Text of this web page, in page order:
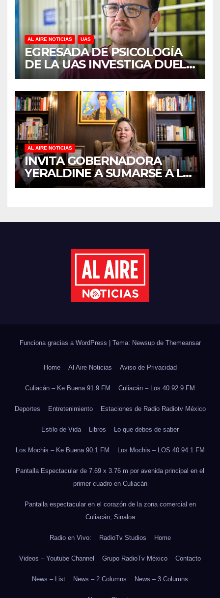
AL AIRE NOTICIAS UAS
EGRESADA DE PSICOLOGÍA
DE LA UAS INVESTIGA DUELO
ANTICIPADO Y SOBRECARGA
EN CUIDADORES DE
ADULTOS MAYORES
AL AIRE NOTICIAS
INVITA GOBERNADORA
YERALDINE A SUMARSE A LA
JORNADA NACIONAL DE
DE ÁRBOLES
Funciona gracias a WordPress Tema: Newsup de Themeansar
Home Al Aire Noticias Aviso de Privacidad
Culiacán – Ke Buena 91.9 FM Culiacán – Los 40 92.9 FM
Deportes Entretenimiento Estaciones de Radio Radiotv México
Estilo de Vida Libros Lo que debes de saber
Los Mochis – Ke Buena 90.1 FM Los Mochis – LOS 40 94.1 FM
Pantalla Espectacular de 7.69 x 3.76 m por avenida principal en el
primer cuadro en Culiacán
Pantalla espectacular en el corazón de la zona comercial en
Culiacán, Sinaloa
Radio en Vivo: RadioTv Studios Home
Videos – Youtube Channel Grupo RadioTv México Contacto
News – List News – 2 Columns News – 3 Columns